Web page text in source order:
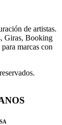
de artistas.
Giras, Booking
marcas con